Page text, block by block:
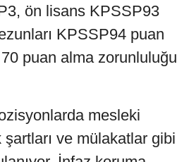
ön lisans KPSSP93
KPSSP94 puan
puan alma zorunluluğu
mesleki
şartları ve mülakatlar gibi